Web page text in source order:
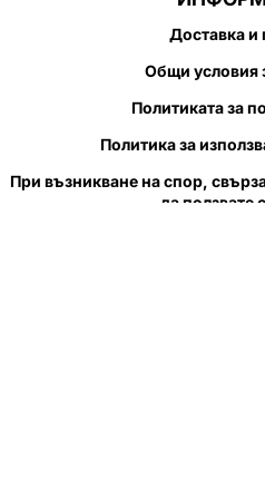
Доставка и
Общи условия
Политиката за
Политика за
При възникване на спор,
да ползвате